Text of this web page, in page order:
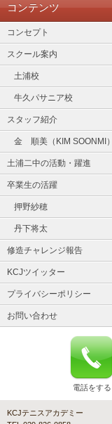
コンテンツ
コンセプト
スクール案内
土浦校
牛久パサニア校
スタッフ紹介
金 順美（KIM SOONMI）
土浦二中の活動・躍進
卒業生の活躍
押野紗穂
丹下将太
修造チャレンジ報告
KCJツイッター
プライバシーポリシー
お問い合わせ
電話をする
KCJテニスアカデミー